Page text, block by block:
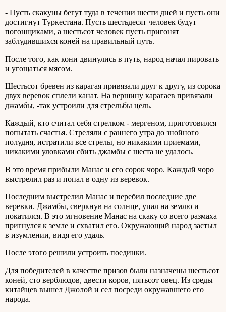
- Пусть скакуны бегут туда в течении шести дней и пусть они
достигнут Туркестана. Пусть шестьдесят человек будут
погонщиками, а шестьсот человек пусть пригонят
заблудившихся коней на правильный путь.
После того, как кони двинулись в путь, народ начал пировать
и угощаться мясом.
Шестьсот бревен из карагая привязали друг к другу, из сорока
двух веревок сплели канат. На вершину карагаев привязали
джамбы, -так устроили для стрельбы цель.
Каждый, кто считал себя стрелком - мергеном, приготовился
попытать счастья. Стреляли с раннего утра до знойного
полудня, истратили все стрелы, но никакими приемами,
никакими уловками сбить джамбы с шеста не удалось.
В это время прибыли Манас и его сорок чоро. Каждый чоро
выстрелил раз и попал в одну из веревок.
Последним выстрелил Манас и перебил последние две
веревки. Джамбы, сверкнув на солнце, упал на землю и
покатился. В это мгновение Манас на скаку со всего размаха
пригнулся к земле и схватил его. Окружающий народ застыл
в изумлении, видя его удаль.
После этого решили устроить поединки.
Для победителей в качестве призов были назначены шестьсот
коней, сто верблюдов, двести коров, пятьсот овец. Из среды
китайцев вышел Джолой и сел посреди окружавшего его
народа.